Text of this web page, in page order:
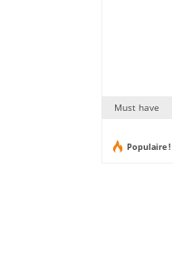
Must have
Populaire !